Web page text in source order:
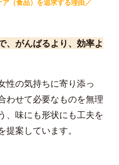
ア（食品）を追求する理由／
、がんばるより、効率よ
性の気持ちに寄り添っ
わせて必要なものを無理
、味にも形状にも工夫を
案しています。